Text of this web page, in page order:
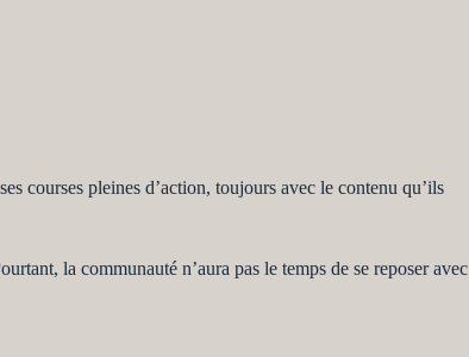
courses pleines d’action, toujours avec le contenu qu’ils
la communauté n’aura pas le temps de se reposer avec